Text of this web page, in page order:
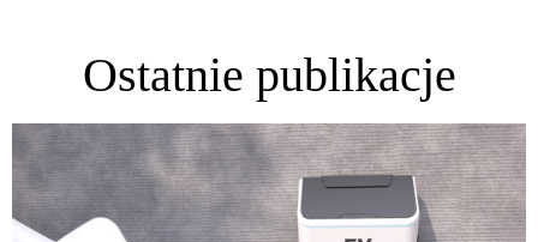
Ostatnie publikacje